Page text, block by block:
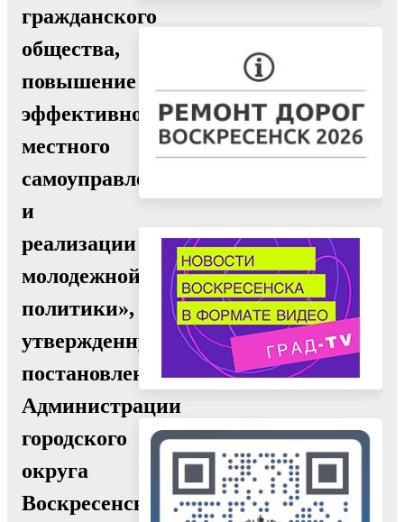
гражданского
общества,
повышение
эффективности
местного
самоуправления
и
реализации
молодежной
политики»,
утвержденную
постановлением
Администрации
городского
округа
Воскресенск